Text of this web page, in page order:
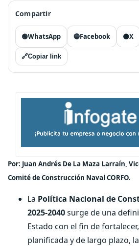
Compartir
🟢WhatsApp 🔵Facebook ⚫X
🔗Copiar link
Por: Juan Andrés De La Maza Larraín,
Comité de Construcción Naval CORFO.
La Política Nacional de
2025-2040surge de una
Estado con el fin de
planificada y de largo plazo,